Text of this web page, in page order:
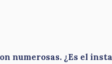
numerosas. ¿Es el